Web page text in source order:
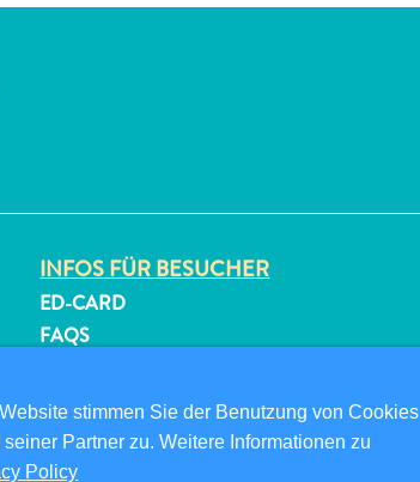
INFOS FÜR BESUCHER
ED-CARD
FAQS
EVENTS
ONLINE-BROSCHÜRE
stimmen Sie der Benutzung von Cookies
Partner zu. Weitere Informationen zu
Policy